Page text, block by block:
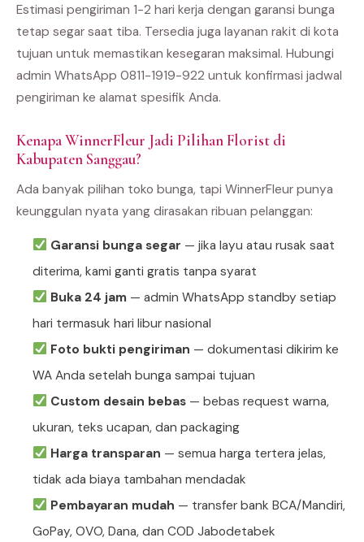
Estimasi pengiriman 1-2 hari kerja dengan garansi bunga
tetap segar saat tiba. Tersedia juga layanan rakit di kota
tujuan untuk memastikan kesegaran maksimal. Hubungi
admin WhatsApp 0811-1919-922 untuk konfirmasi jadwal
pengiriman ke alamat spesifik Anda.
Kenapa WinnerFleur Jadi Pilihan Florist di
Kabupaten Sanggau?
Ada banyak pilihan toko bunga, tapi WinnerFleur punya
keunggulan nyata yang dirasakan ribuan pelanggan:
Garansi bunga segar — jika layu atau rusak saat
diterima, kami ganti gratis tanpa syarat
Buka 24 jam— admin WhatsApp standby setiap
hari termasuk hari libur nasional
Foto bukti pengiriman — dokumentasi dikirim ke
WA Anda setelah bunga sampai tujuan
Custom desain bebas— bebas request warna,
ukuran, teks ucapan, dan packaging
Harga transparan — semua harga tertera jelas,
tidak ada biaya tambahan mendadak
Pembayaran mudah — transfer bank BCA/Mandiri,
GoPay, OVO, Dana, dan COD Jabodetabek